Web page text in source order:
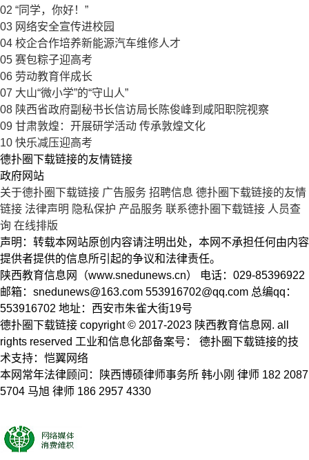
02 “同学，你好！”
03 网络安全宣传进校园
04 校企合作培养新能源汽车维修人才
05 赛包粽子迎高考
06 劳动教育伴成长
07 大山“微小学”的“守山人”
08 陕西省政府副秘书长信访局长陈俊峰到咸阳职院视察
09 甘肃敦煌：开展研学活动 传承敦煌文化
10 快乐减压迎高考
德扑圈下载链接的友情链接
政府网站
关于德扑圈下载链接 广告服务 招聘信息 德扑圈下载链接的友情
链接 法律声明 隐私保护 产品服务 联系德扑圈下载链接 人员查
询 在线排版
声明：转载本网站原创内容请注明出处，本网不承担任何由内容
提供者提供的信息所引起的争议和法律责任。
陕西教育信息网（www.snedunews.cn） 电话：029-85396922
邮箱： snedunews@163.com 553916702@qq.com 总编qq：
553916702 地址：西安市朱雀大街19号
德扑圈下载链接 copyright © 2017-2023 陕西教育信息网. all
rights reserved 工业和信息化部备案号： 德扑圈下载链接的技
术支持：恺翼网络
本网常年法律顾问：陕西博硕律师事务所 韩小刚 律师 182 2087
5704 马旭 律师 186 2957 4330